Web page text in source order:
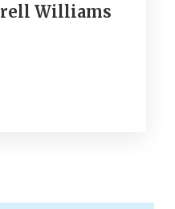
Williams